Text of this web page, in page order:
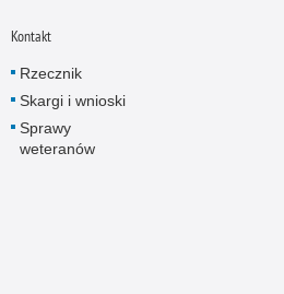
Nietrzeźwi kierujący
Nietrzeźwi opiekunowie
Kontakt
Rzecznik
Skargi i wnioski
Sprawy
weteranów